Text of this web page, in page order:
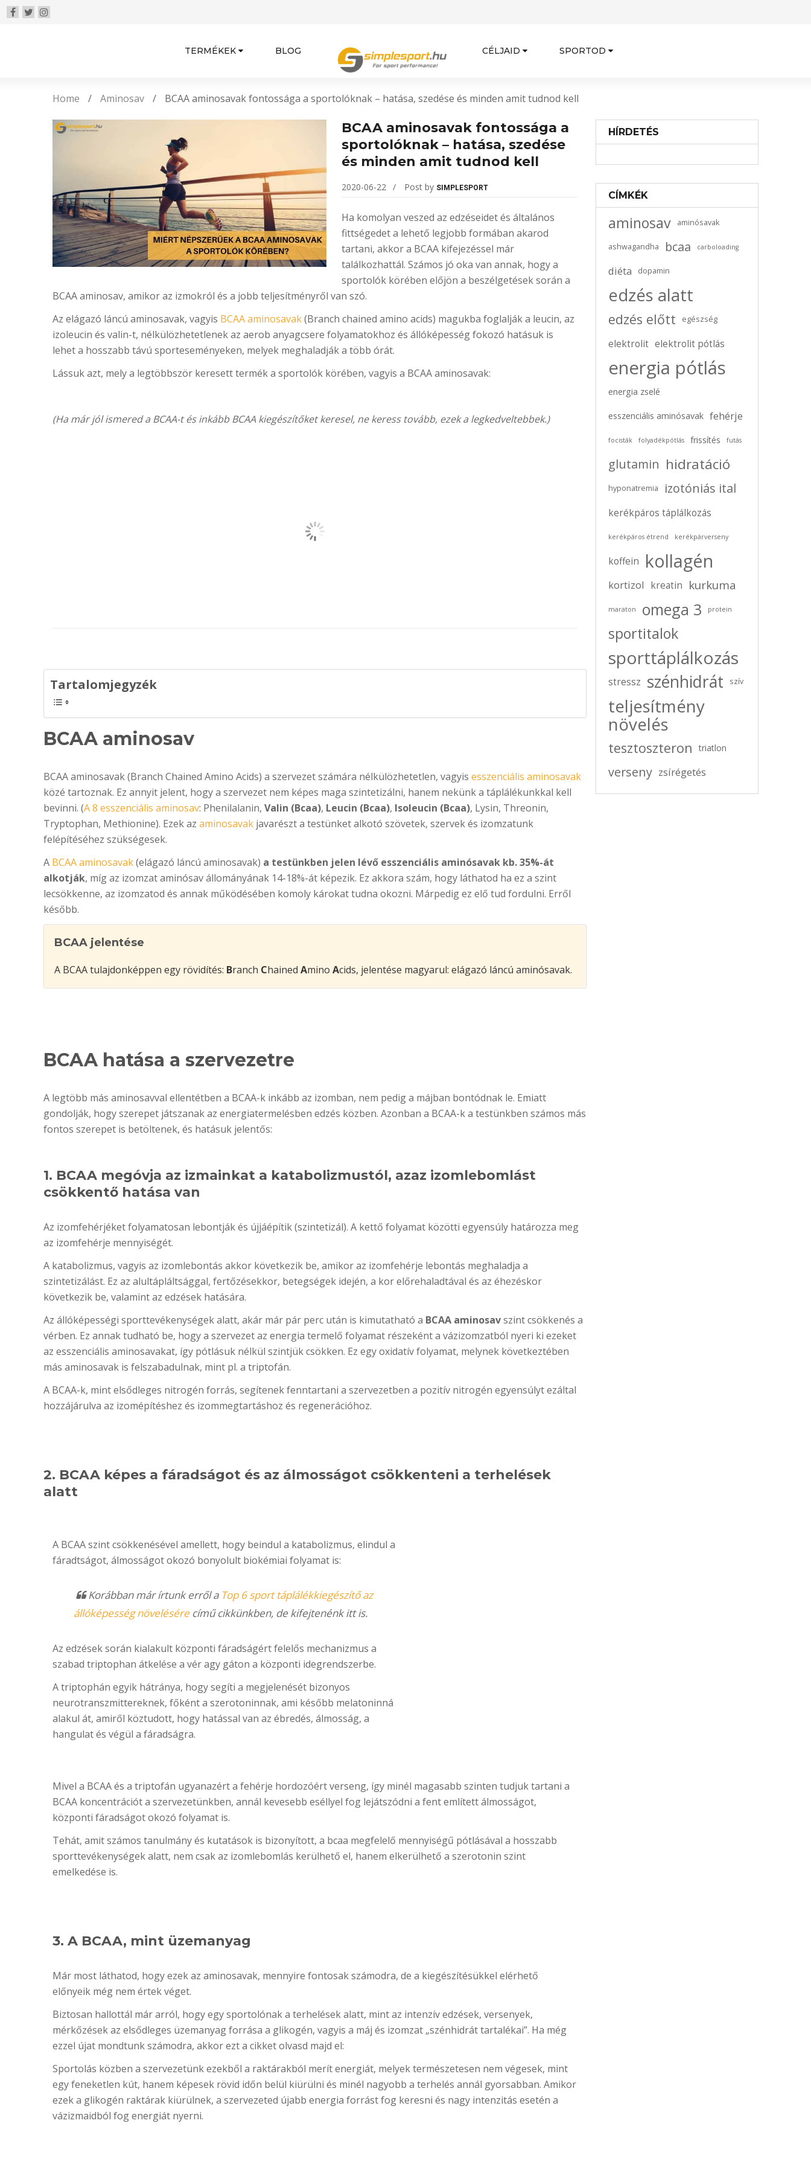
TERMÉKEK BLOG CÉLJAID SPORTOD
Home / Aminosav / BCAA aminosavak fontossága a sportolóknak – hatása, szedése és minden amit tudnod kell
BCAA aminosavak fontossága a
sportolóknak – hatása, szedése
és minden amit tudnod kell
2020-06-22 Post by SIMPLESPORT
Ha komolyan veszed az edzéseidet és általános
fittségedet a lehető legjobb formában akarod
tartani, akkor a BCAA kifejezéssel már
találkozhattál. Számos jó oka van annak, hogy a
sportolók körében előjön a beszélgetések során a
BCAA aminosav, amikor az izmokról és a jobb teljesítményről van szó.
Az elágazó láncú aminosavak, vagyis BCAA aminosavak(Branch chained amino acids) magukba foglalják a leucin, az
izoleucin és valin-t, nélkülözhetetlenek az aerob anyagcsere folyamatokhoz és állóképesség fokozó hatásuk is
lehet a hosszabb távú sporteseményeken, melyek meghaladják a több órát.
Lássuk azt, mely a legtöbbször keresett termék a sportolók körében, vagyis a BCAA aminosavak:
(Ha már jól ismered a BCAA-t és inkább BCAA kiegészítőket keresel, ne keress tovább, ezek a legkedveltebbek.)
Tartalomjegyzék
BCAA aminosav
BCAA aminosavak (Branch Chained Amino Acids) a szervezet számára nélkülözhetetlen, vagyis esszenciális aminosavak
közé tartoznak. Ez annyit jelent, hogy a szervezet nem képes maga szintetizálni, hanem nekünk a táplálékunkkal kell
bevinni. (A 8 esszenciális aminosav: Phenilalanin, Valin (Bcaa), Leucin (Bcaa), Isoleucin (Bcaa), Lysin, Threonin,
Tryptophan, Methionine). Ezek az aminosavak javarészt a testünket alkotó szövetek, szervek és izomzatunk
felépítéséhez szükségesek.
A BCAA aminosavak(elágazó láncú aminosavak) a testünkben jelen lévő esszenciális aminósavak kb. 35%-át
alkotják, míg az izomzat aminósav állományának 14-18%-át képezik. Ez akkora szám, hogy láthatod ha ez a szint
lecsökkenne, az izomzatod és annak működésében komoly károkat tudna okozni. Márpedig ez elő tud fordulni. Erről
később.
BCAA jelentése
A BCAA tulajdonképpen egy rövidítés: Branch Chained Amino Acids, jelentése magyarul: elágazó láncú aminósavak.
BCAA hatása a szervezetre
A legtöbb más aminosavval ellentétben a BCAA-k inkább az izomban, nem pedig a májban bontódnak le. Emiatt
gondolják, hogy szerepet játszanak az energiatermelésben edzés közben. Azonban a BCAA-k a testünkben számos más
fontos szerepet is betöltenek, és hatásuk jelentős:
1. BCAA megóvja az izmainkat a katabolizmustól, azaz izomlebomlást
csökkentő hatása van
Az izomfehérjéket folyamatosan lebontják és újjáépítik (szintetizál). A kettő folyamat közötti egyensúly határozza meg
az izomfehérje mennyiségét.
A katabolizmus, vagyis az izomlebontás akkor következik be, amikor az izomfehérje lebontás meghaladja a
szintetizálást. Ez az alultápláltsággal, fertőzésekkor, betegségek idején, a kor előrehaladtával és az éhezéskor
következik be, valamint az edzések hatására.
Az állóképességi sporttevékenységek alatt, akár már pár perc után is kimutatható a BCAA aminosavszint csökkenés a
vérben. Ez annak tudható be, hogy a szervezet az energia termelő folyamat részeként a vázizomzatból nyeri ki ezeket
az esszenciális aminosavakat, így pótlásuk nélkül szintjük csökken. Ez egy oxidatív folyamat, melynek következtében
más aminosavak is felszabadulnak, mint pl. a triptofán.
A BCAA-k, mint elsődleges nitrogén forrás, segítenek fenntartani a szervezetben a pozitív nitrogén egyensúlyt ezáltal
hozzájárulva az izomépítéshez és izommegtartáshoz és regenerációhoz.
2. BCAA képes a fáradságot és az álmosságot csökkenteni a terhelések
alatt
A BCAA szint csökkenésével amellett, hogy beindul a katabolizmus, elindul a
fáradtságot, álmosságot okozó bonyolult biokémiai folyamat is:
Korábban már írtunk erről a Top 6 sport táplálékkiegészítő az
állóképesség növelésére című cikkünkben, de kifejtenénk itt is.
Az edzések során kialakult központi fáradságért felelős mechanizmus a
szabad triptophan átkelése a vér agy gáton a központi idegrendszerbe.
A triptophán egyik hátránya, hogy segíti a megjelenését bizonyos
neurotranszmittereknek, főként a szerotoninnak, ami később melatoninná
alakul át, amiről köztudott, hogy hatással van az ébredés, álmosság, a
hangulat és végül a fáradságra.
Mivel a BCAA és a triptofán ugyanazért a fehérje hordozóért verseng, így minél magasabb szinten tudjuk tartani a
BCAA koncentrációt a szervezetünkben, annál kevesebb eséllyel fog lejátszódni a fent említett álmosságot,
központi fáradságot okozó folyamat is.
Tehát, amit számos tanulmány és kutatások is bizonyított, a bcaa megfelelő mennyiségű pótlásával a hosszabb
sporttevékenységek alatt, nem csak az izomlebomlás kerülhető el, hanem elkerülhető a szerotonin szint
emelkedése is.
3. A BCAA, mint üzemanyag
Már most láthatod, hogy ezek az aminosavak, mennyire fontosak számodra, de a kiegészítésükkel elérhető
előnyeik még nem értek véget.
Biztosan hallottál már arról, hogy egy sportolónak a terhelések alatt, mint az intenzív edzések, versenyek,
mérkőzések az elsődleges üzemanyag forrása a glikogén, vagyis a máj és izomzat „szénhidrát tartalékai”. Ha még
ezzel újat mondtunk számodra, akkor ezt a cikket olvasd majd el:
Sportolás közben a szervezetünk ezekből a raktárakból merít energiát, melyek természetesen nem végesek, mint
egy feneketlen kút, hanem képesek rövid időn belül kiürülni és minél nagyobb a terhelés annál gyorsabban. Amikor
ezek a glikogén raktárak kiürülnek, a szervezeted újabb energia forrást fog keresni és nagy intenzitás esetén a
vázizmaidból fog energiát nyerni.
HÍRDETÉS
CÍMKÉK
aminosav aminósavak
ashwagandha bcaa carboloading
diéta dopamin
edzés alatt
edzés előtt egészség
elektrolit elektrolit pótlás
energia pótlás
energia zselé
esszenciális aminósavak fehérje
focisták folyadékpótlás frissítés futás
glutamin hidratáció
hyponatremia izotóniás ital
kerékpáros táplálkozás
kerékpáros étrend kerékpárverseny
koffein kollagén
kortizol kreatin kurkuma
maraton omega 3 protein
sportitalok
sporttáplálkozás
stressz szénhidrát szív
teljesítmény
növelés
tesztoszteron triatlon
verseny zsírégetés